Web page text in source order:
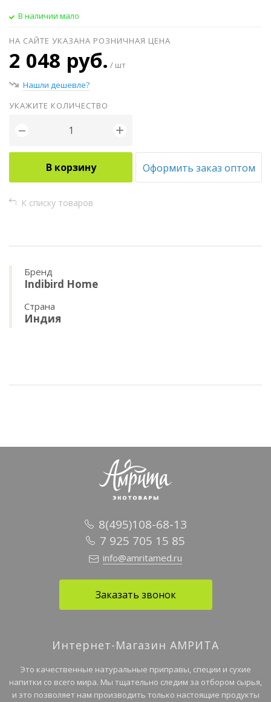
В наличии мало
НА САЙТЕ УКАЗАНА РОЗНИЧНАЯ ЦЕНА
2 048 руб. / шт
Нашли дешевле?
УКАЖИТЕ КОЛИЧЕСТВО
− +
В корзину Оформить заказ оптом
К списку товаров
Бренд
Indibird Home
Страна
Индия
8(495)108-68-13
7 925 705 15 85
info@amritamed.ru
Заказать звонок
Интернет-Магазин АМРИТА
Это качественные натуральные приправы, специи и сухие
напитки со всего мира. Мы тщательно следим за отбором сырья,
и это позволяет нам производить только настоящие продукты